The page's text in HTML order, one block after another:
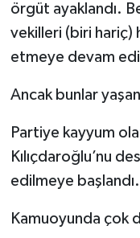
örgüt ayaklandı.
vekilleri (biri
etmeye devam
Ancak bunlar
Partiye kayyum
Kılıçdaroğlu’nu
edilmeye başlandı.
Kamuoyunda çok